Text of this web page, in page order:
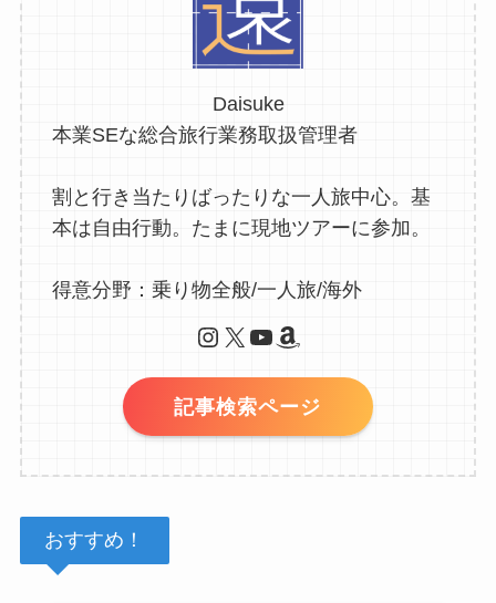
Daisuke
本業SEな総合旅行業務取扱管理者
割と行き当たりばったりな一人旅中心。基
本は自由行動。たまに現地ツアーに参加。
得意分野：乗り物全般/一人旅/海外
Instagram X YouTube Amazon
記事検索ページ
おすすめ！